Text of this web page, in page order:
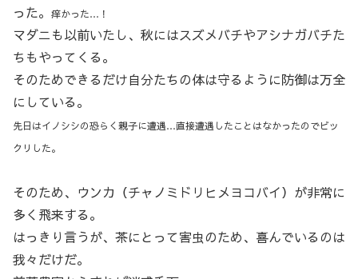
った。
痒かった…！
マダニも以前いたし、秋にはスズメバチやアシナガバチた
ちもやってくる。
そのためできるだけ自分たちの体は守るように防御は万全
にしている。
先日はイノシシの恐らく親子に遭遇…直接遭遇したことはなかったのでビッ
クリした。
そのため、ウンカ（チャノミドリヒメヨコバイ）が非常に
多く飛来する。
はっきり言うが、茶にとって害虫のため、喜んでいるのは
我々だけだ。